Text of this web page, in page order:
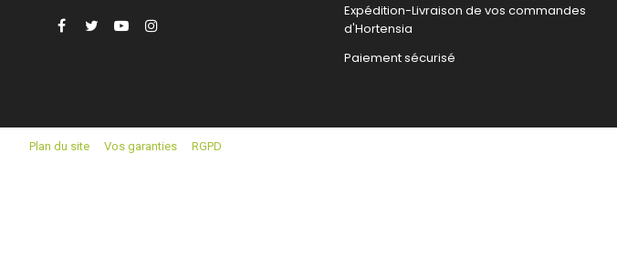
Facebook
Twitter YouTube
Expédition-Livraison de vos commandes
d'Hortensia
Paiement sécurisé
Plan du site Vos garanties RGPD